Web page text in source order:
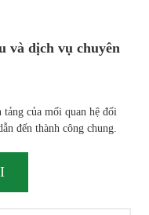
và dịch vụ chuyên
tảng của mối quan hệ đối
đến thành công chung.